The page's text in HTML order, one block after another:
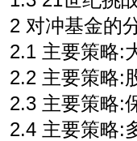
2 对冲基金的
2.1 主要策略:
2.2 主要策略:
2.3 主要策略:
2.4 主要策略: